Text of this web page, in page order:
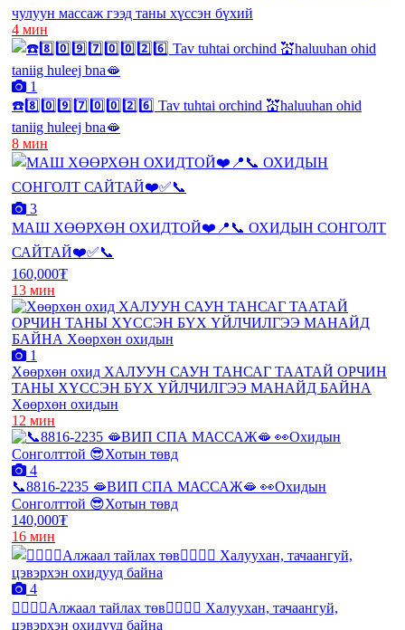
чулуун массаж гээд таны хүссэн бүхий
4 мин
1
☎️8️⃣0️⃣9️⃣7️⃣0️⃣0️⃣2️⃣6️⃣ Tav tuhtai orchind 💒haluuhan ohid
taniig huleej bna🫦
8 мин
3
МАШ ХӨӨРХӨН ОХИДТОЙ❤️📍📞 ОХИДЫН СОНГОЛТ
САЙТАЙ❤️✅📞
160,000₮
13 мин
1
Хөөрхөн охид ХАЛУУН САУН ТАНСАГ ТААТАЙ ОРЧИН
ТАНЫ ХҮССЭН БҮХ ҮЙЛЧИЛГЭЭ МАНАЙД БАЙНА
Хөөрхөн охидын
12 мин
4
📞8816-2235 🫦ВИП СПА МАССАЖ🫦 👀Охидын
Сонголттой 😎Хотын төвд
140,000₮
16 мин
4
❤️‍🔥❤️‍🔥Алжаал тайлах төв❤️‍🔥❤️‍🔥 Халуухан, тачаангуй,
цэвэрхэн охидууд байна